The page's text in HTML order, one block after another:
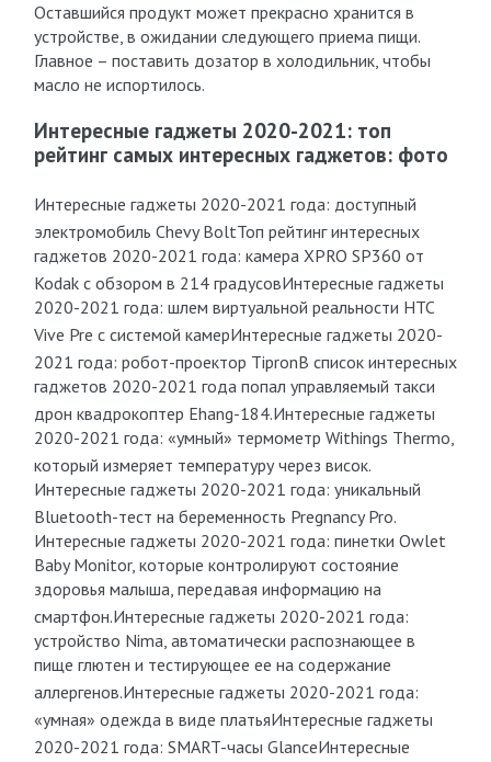
Оставшийся продукт может прекрасно хранится в
устройстве, в ожидании следующего приема пищи.
Главное – поставить дозатор в холодильник, чтобы
масло не испортилось.
Интересные гаджеты 2020-2021: топ
рейтинг самых интересных гаджетов: фото
Интересные гаджеты 2020-2021 года: доступный
электромобиль Chevy BoltТоп рейтинг интересных
гаджетов 2020-2021 года: камера XPRO SP360 от
Kodak с обзором в 214 градусовИнтересные гаджеты
2020-2021 года: шлем виртуальной реальности HTC
Vive Pre с системой камерИнтересные гаджеты 2020-
2021 года: робот-проектор TipronВ список интересных
гаджетов 2020-2021 года попал управляемый такси
дрон квадрокоптер Ehang-184.Интересные гаджеты
2020-2021 года: «умный» термометр Withings Thermo,
который измеряет температуру через висок.
Интересные гаджеты 2020-2021 года: уникальный
Bluetooth-тест на беременность Pregnancy Pro.
Интересные гаджеты 2020-2021 года: пинетки Owlet
Baby Monitor, которые контролируют состояние
здоровья малыша, передавая информацию на
смартфон.Интересные гаджеты 2020-2021 года:
устройство Nima, автоматически распознающее в
пище глютен и тестирующее ее на содержание
аллергенов.Интересные гаджеты 2020-2021 года:
«умная» одежда в виде платьяИнтересные гаджеты
2020-2021 года: SMART-часы GlanceИнтересные